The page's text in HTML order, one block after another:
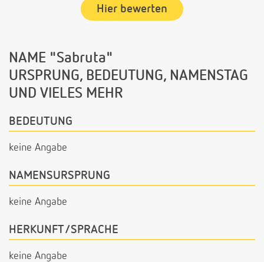
Hier bewerten
NAME "Sabruta"
URSPRUNG, BEDEUTUNG, NAMENSTAG
UND VIELES MEHR
BEDEUTUNG
keine Angabe
NAMENSURSPRUNG
keine Angabe
HERKUNFT/SPRACHE
keine Angabe